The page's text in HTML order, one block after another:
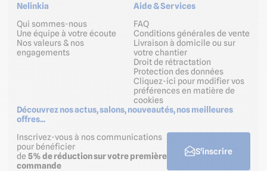
Nelinkia
Qui sommes-nous
Une équipe à votre écoute
Nos valeurs & nos
engagements
Aide & Services
FAQ
Conditions générales de vente
Livraison à domicile ou sur
votre chantier
Droit de rétractation
Protection des données
Cliquez-ici pour modifier vos
préférences en matière de
cookies
Découvrez nos actus, salons, nouveautés, nos meilleures
offres...
Inscrivez-vous à nos communications
pour bénéficier
de 5% de réduction sur votre première
commande
S'inscrire